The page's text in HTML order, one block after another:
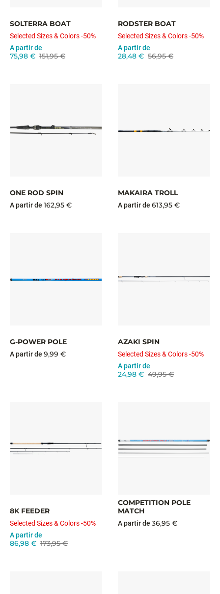
SOLTERRA BOAT
Selected Sizes & Colors -50%
A partir de
151,95 €
75,98 €
RODSTER BOAT
Selected Sizes & Colors -50%
A partir de
56,95 €
28,48 €
ONE ROD SPIN
A partir de 162,95 €
MAKAIRA TROLL
A partir de 613,95 €
G-POWER POLE
A partir de 9,99 €
AZAKI SPIN
Selected Sizes & Colors -50%
A partir de
49,95 €
24,98 €
8K FEEDER
Selected Sizes & Colors -50%
A partir de
173,95 €
86,98 €
COMPETITION POLE
MATCH
A partir de 36,95 €